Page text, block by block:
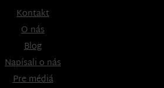
Kontakt
O nás
Blog
Napísali o nás
Pre médiá